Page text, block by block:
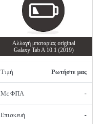
Αλλαγή μπαταρίας original
Galaxy Tab A 10.1 (2019)
Τιμή Ρωτήστε μας
Με ΦΠΑ -
Επισκευή -